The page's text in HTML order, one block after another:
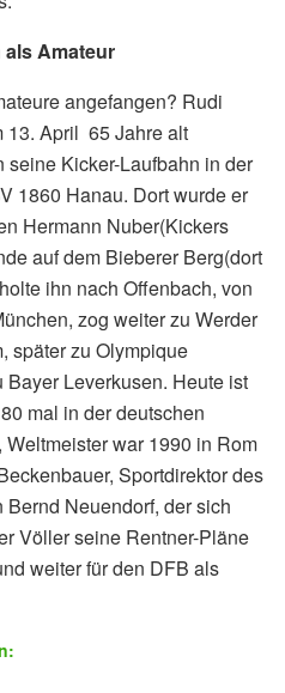
Amateur
angefangen? Rudi
13. April 65 Jahre alt
Kicker-Laufbahn in der
1860 Hanau. Dort wurde er
Hermann Nuber(Kickers
auf dem Bieberer Berg(dort
ihn nach Offenbach, von
zog weiter zu Werder
später zu Olympique
Leverkusen. Heute ist
mal in der deutschen
war 1990 in Rom
Sportdirektor des
Neuendorf, der sich
Völler seine Rentner-Pläne
weiter für den DFB als